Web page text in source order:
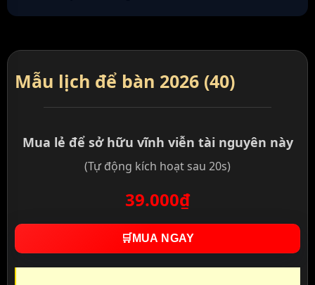
Mẫu lịch để bàn 2026 (40)
Mua lẻ để sở hữu vĩnh viễn tài nguyên này
(Tự động kích hoạt sau 20s)
39.000₫
🛒 MUA NGAY